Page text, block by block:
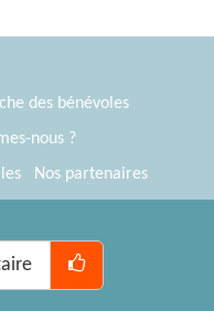
des bénévoles
nous ?
Nos partenaires
Webkast